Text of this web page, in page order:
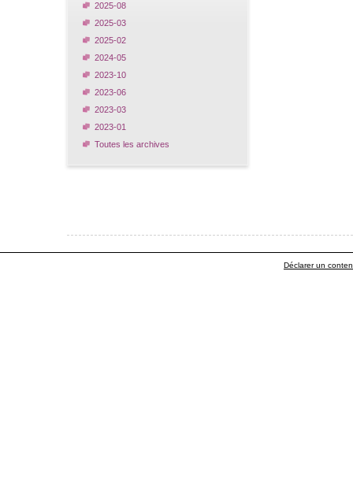
2025-08
2025-03
2025-02
2024-05
2023-10
2023-06
2023-03
2023-01
Toutes les archives
Déclarer un